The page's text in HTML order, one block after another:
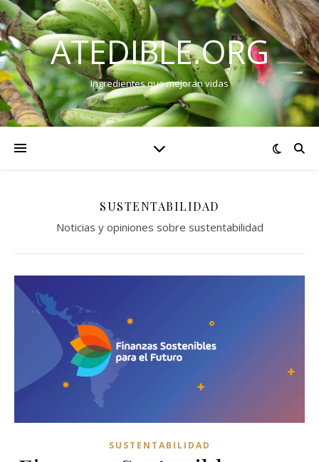
ATEDIBLE.ORG
Ingredientes que mejoran vidas
SUSTENTABILIDAD
Noticias y opiniones sobre sustentabilidad
SUSTENTABILIDAD